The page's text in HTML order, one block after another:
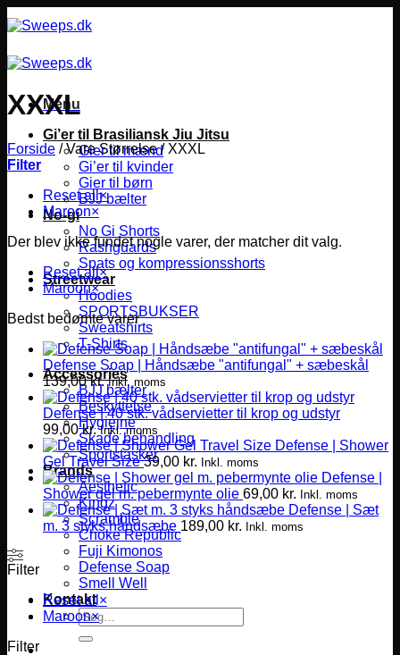
til
Menu
Gi’er til Brasiliansk Jiu Jitsu
Gier til mænd
Gi’er til kvinder
Gier til børn
BJJ bælter
No-gi
No Gi Shorts
Rashguards
Spats og kompressionsshorts
Streetwear
Hoodies
SPORTSBUKSER
Sweatshirts
T-Shirts
Accessories
BJJ bælter
Beskyttelse
Hygiejne
Skade behandling
Sportstasker
Brands
Aesthetic
Kingz
Scramble
Choke Republic
Fuji Kimonos
Defense Soap
Smell Well
Kontakt
Søg
efter:
XXXL
Forside /Vare Størrelse/XXXL
Filter
Reset all×
Maroon×
Der blev ikke fundet nogle varer, der matcher dit valg.
Reset all×
Maroon×
Bedst bedømte varer
Defense Soap | Håndsæbe "antifungal" + sæbeskål
139,00kr. Inkl. moms
Defense | 40 stk. vådservietter til krop og udstyr
99,00kr. Inkl. moms
Defense | Shower
Gel Travel Size 39,00 kr. Inkl. moms
Defense |
Shower gel m. pebermynte olie 69,00 kr. Inkl. moms
Defense | Sæt
m. 3 styks håndsæbe 189,00 kr. Inkl. moms
Filter
Reset all ×
Maroon×
Filter